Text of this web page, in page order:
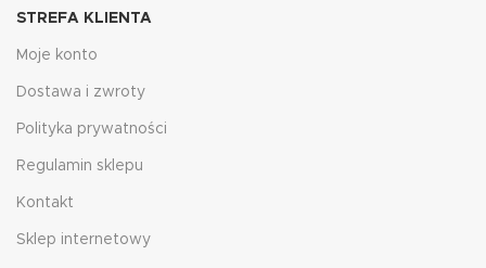
STREFA KLIENTA
Moje konto
Dostawa i zwroty
Polityka prywatności
Regulamin sklepu
Kontakt
Sklep internetowy